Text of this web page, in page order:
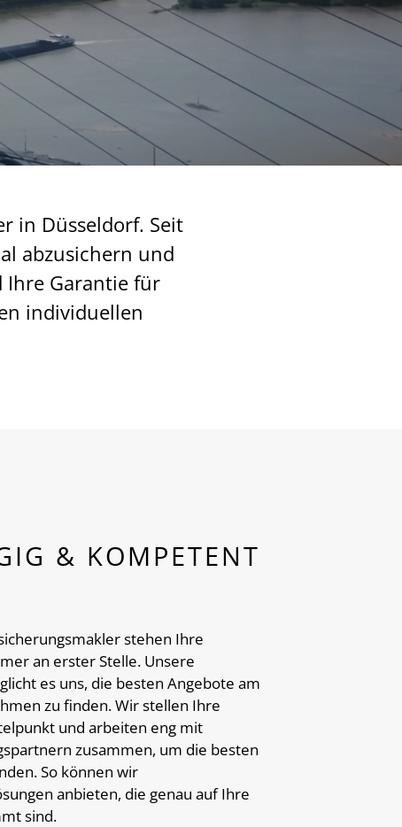
in Düsseldorf. Seit
abzusichern und
Ihre Garantie für
individuellen
& KOMPETENT
stehen Ihre
an erster Stelle. Unsere
es uns, die besten Angebote am
zu finden. Wir stellen Ihre
und arbeiten eng mit
zusammen, um die besten
So können wir
anbieten, die genau auf Ihre
sind.